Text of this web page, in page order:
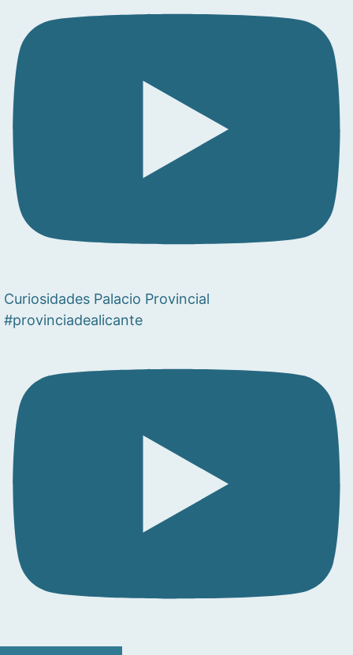
Curiosidades Palacio Provincial
#provinciadealicante